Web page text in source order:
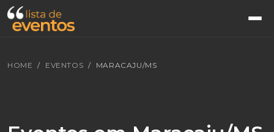
HOME EVENTOS MARACAJU/MS